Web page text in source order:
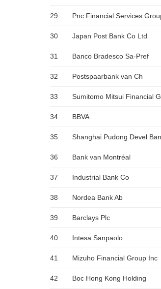
29 Pnc Financial Services
30 Japan Post Bank Co Ltd
31 Banco Bradesco Sa-Pref
32 Postspaarbank van Ch
33 Sumitomo Mitsui Financial
34 BBVA
35 Shanghai Pudong Devel
36 Bank van Montréal
37 Industrial Bank Co
38 Nordea Bank Ab
39 Barclays Plc
40 Intesa Sanpaolo
41 Mizuho Financial Group Inc
42 Boc Hong Kong Holding